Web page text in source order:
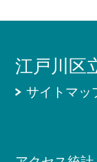
江戸川区
サイトマッ